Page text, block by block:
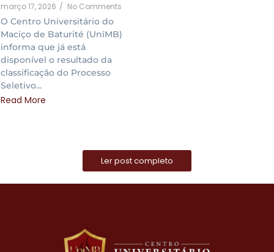
março 17, 2026 / No Comments
O Centro Universitário do
Maciço de Baturité (UniMB)
informa que já está
disponível o resultado da
classificação do Processo
Seletivo...
Read More
Ler post completo